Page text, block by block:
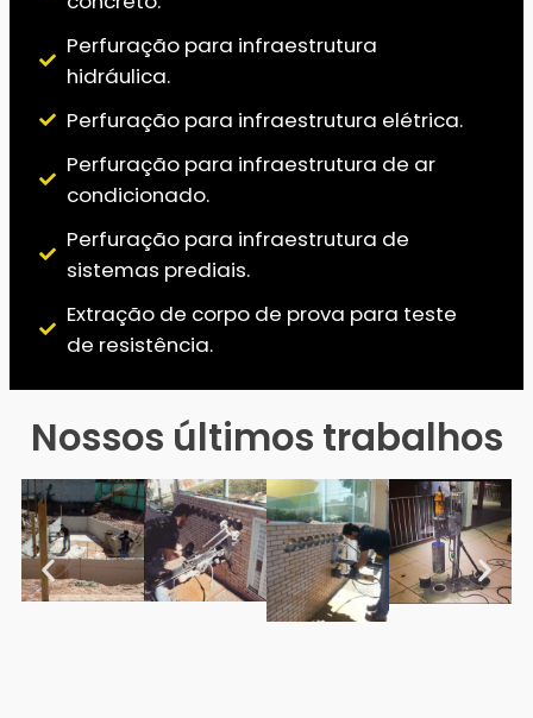
Perfuração para infraestrutura
hidráulica.
Perfuração para infraestrutura elétrica.
Perfuração para infraestrutura de ar
condicionado.
Perfuração para infraestrutura de
sistemas prediais.
Extração de corpo de prova para teste
de resistência.
Nossos últimos trabalhos